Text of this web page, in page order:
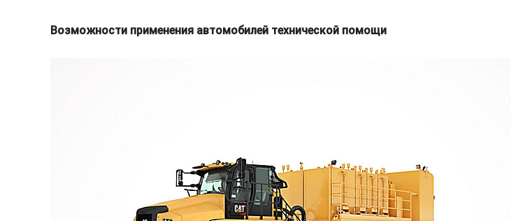
Возможности применения автомобилей технической помощи